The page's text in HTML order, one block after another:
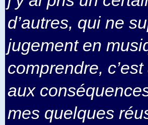
d’autres, qui ne
jugement en
comprendre,
aux
mes quelques